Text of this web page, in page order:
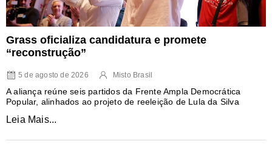
Grass oficializa candidatura e promete
“reconstrução”
5 de agosto de 2026 Misto Brasil
A aliança reúne seis partidos da Frente Ampla Democrática
Popular, alinhados ao projeto de reeleição de Lula da Silva
Leia Mais...